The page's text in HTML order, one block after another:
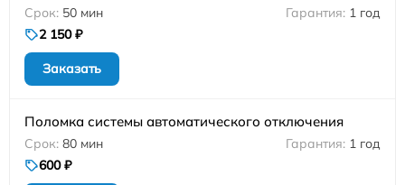
50 мин
1 год
2 150 ₽
Заказать
Поломка системы автоматического отключения
80 мин
1 год
600 ₽